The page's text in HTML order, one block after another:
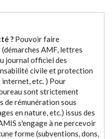
? Pouvoir faire
AMF, lettres
journal officiel des
civile et protection
internet, etc. ) Pour
sont strictement
de rémunération sous
en nature, etc.) issus des
s'engage à ne percevoir
forme (subventions, dons,